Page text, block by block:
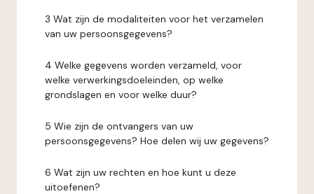
3 Wat zijn de modaliteiten voor het verzamelen
van uw persoonsgegevens?
4 Welke gegevens worden verzameld, voor
welke verwerkingsdoeleinden, op welke
grondslagen en voor welke duur?
5 Wie zijn de ontvangers van uw
persoonsgegevens? Hoe delen wij uw gegevens?
6 Wat zijn uw rechten en hoe kunt u deze
uitoefenen?